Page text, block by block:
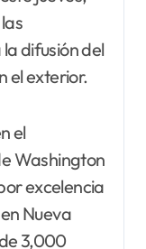
difusión del
el exterior.
el
Washington
excelencia
Nueva
3,000